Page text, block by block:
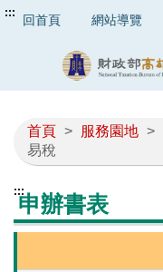
::: 回首頁 網站導覽
首頁 > 服務園地 >
易稅
:::申辦書表